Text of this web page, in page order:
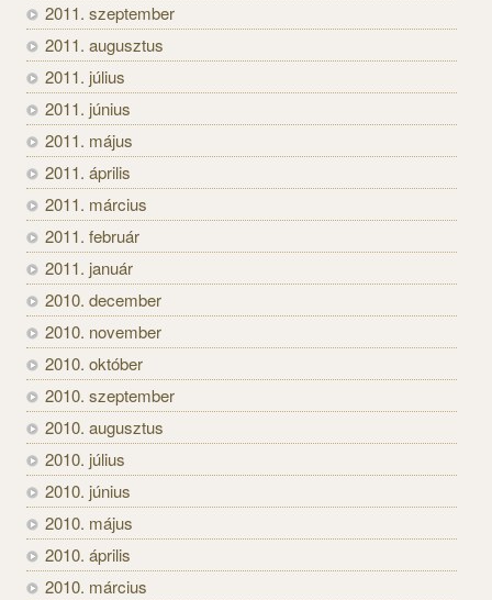
2011. szeptember
2011. augusztus
2011. július
2011. június
2011. május
2011. április
2011. március
2011. február
2011. január
2010. december
2010. november
2010. október
2010. szeptember
2010. augusztus
2010. július
2010. június
2010. május
2010. április
2010. március